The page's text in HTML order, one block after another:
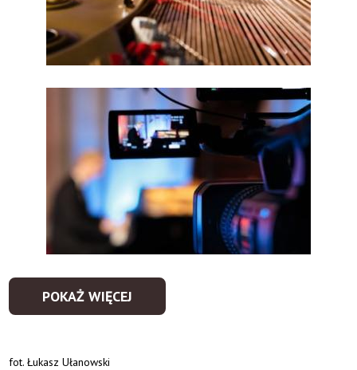
POKAŻ WIĘCEJ
fot. Łukasz Ułanowski